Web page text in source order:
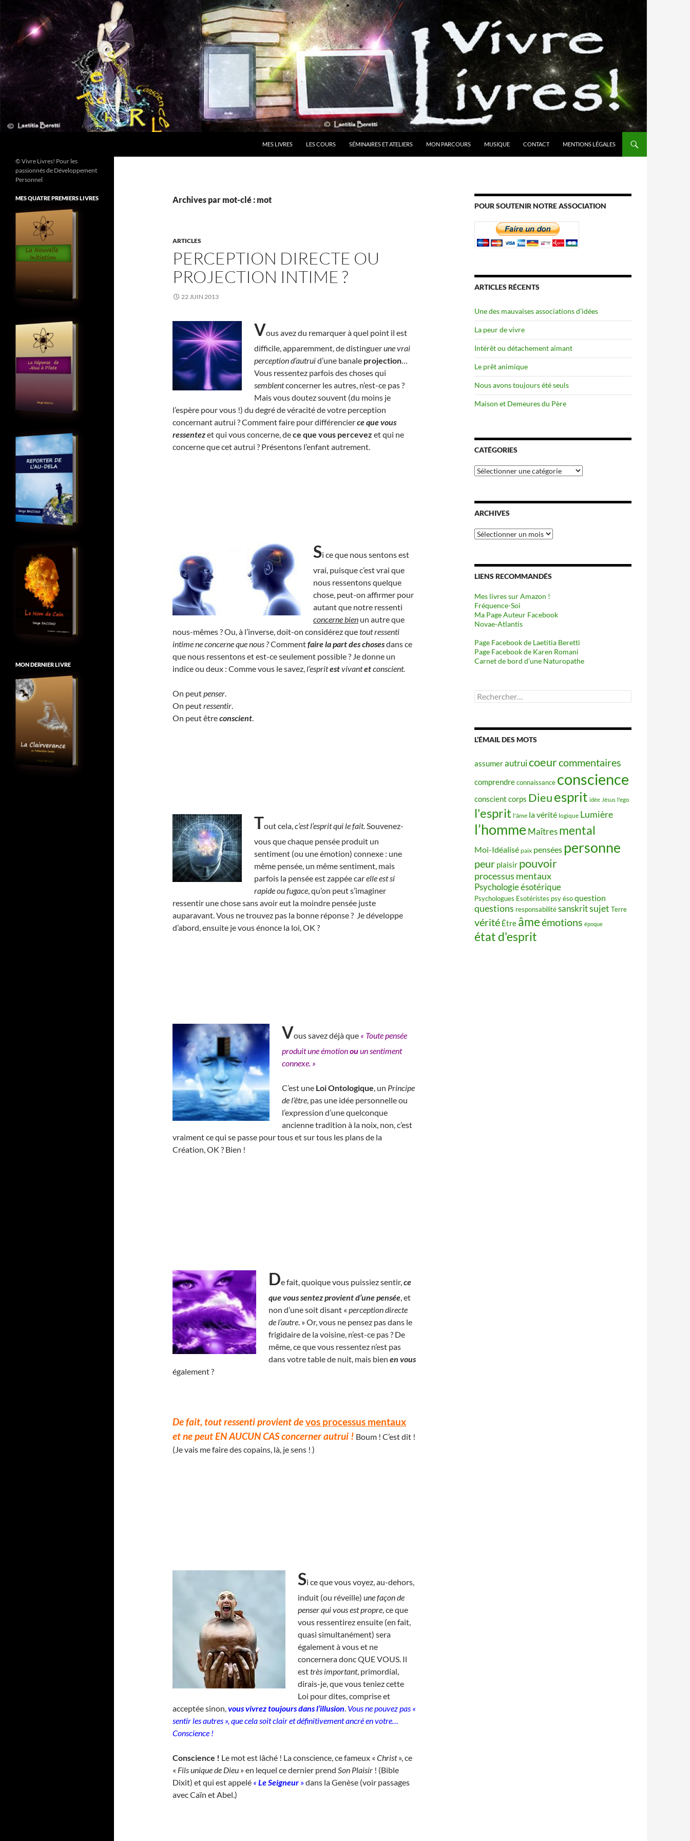
contenu
MES LIVRES LES COURS SÉMINAIRES ET ATELIERS MON PARCOURS MUSIQUE CONTACT MENTIONS LÉGALES
Archives par mot-clé : mot
ARTICLES
PERCEPTION DIRECTE OU
PROJECTION INTIME ?
22 JUIN 2013
Vous avez du remarquer à quel point il est
difficile, apparemment, de distinguerune vrai
perception d’autruid’une banale projection…
Vous ressentez parfois des choses qui
semblentconcerner les autres, n’est-ce pas ?
Mais vous doutez souvent (du moins je
l’espère pour vous !) du degré de véracité de votre perception
concernant autrui ? Comment faire pour différencierce que vous
ressentezet qui vous concerne, dece que vous percevez et qui ne
concerne que cet autrui ? Présentons l’enfant autrement.
Si ce que nous sentons est
vrai, puisque c’est vrai que
nous ressentons quelque
chose, peut-on affirmer pour
autant que notre ressenti
concerne bien un autre que
nous-mêmes ? Ou, à l’inverse, doit-on considérez quetout ressenti
intime ne concerne que nous ?Commentfaire la part des chosesdans ce
que nous ressentons et est-ce seulement possible ? Je donne un
indice ou deux : Comme vous le savez, l’espritestvivantetconscient.
On peutpenser.
On peutressentir.
On peut êtreconscient.
Tout cela,c’est l’esprit qui le fait. Souvenez-
vous que chaque pensée produit un
sentiment (ou une émotion) connexe : une
même pensée, un même sentiment, mais
parfois la pensée est zappée carelle est si
rapide ou fugace, qu’on peut s’imaginer
ressentir une chose sans avoir eut la moindre pensée juste
auparavant. Vous ne trouvez pas la bonne réponse ? Je développe
d’abord, ensuite je vous énonce la loi, OK ?
Vous savez déjà que « Toute pensée
produit une émotionouun sentiment
connexe. »
C’est une Loi Ontologique, un Principe
de l’être, pas une idée personnelle ou
l’expression d’une quelconque
ancienne tradition à la noix, non, c’est
vraiment ce qui se passe pour tous et sur tous les plans de la
Création, OK ? Bien !
De fait, quoique vous puissiez sentir,ce
que vous sentez provient d’une pensée, et
non d’une soit disant « perception directe
de l’autre. » Or, vous ne pensez pas dans le
frigidaire de la voisine, n’est-ce pas ? De
même, ce que vous ressentez n’est pas
dans votre table de nuit, mais bien en vous
également ?
De fait, tout ressenti provient devos processus mentaux
et ne peut EN AUCUN CAS concerner autrui ! Boum ! C’est dit !
(Je vais me faire des copains, là, je sens ! )
Si ce que vous voyez, au-dehors,
induit (ou réveille) une façon de
penser qui vous est propre, ce que
vous ressentirez ensuite (en fait,
quasi simultanément) sera
également à vous et ne
concernera donc QUE VOUS. Il
esttrès important, primordial,
dirais-je, que vous teniez cette
Loi pour dites, comprise et
acceptée sinon,vous vivrez toujours dans l’illusion. Vous ne pouvez pas «
sentir les autres », que cela soit clair et définitivement ancré en votre…
Conscience !
Conscience ! Le mot est lâché ! La conscience, ce fameux « Christ», ce
« Fils unique de Dieu » en lequel ce dernier prend Son Plaisir ! (Bible
Dixit) et qui est appelé « Le Seigneur »dans la Genèse (voir passages
avec Caïn et Abel.)
POUR SOUTENIR NOTRE ASSOCIATION
ARTICLES RÉCENTS
Une des mauvaises associations d’idées
La peur de vivre
Intérêt ou détachement aimant
Le prêt animique
Nous avons toujours été seuls
Maison et Demeures du Père
CATÉGORIES
Catégories
ARCHIVES
Archives
LIENS RECOMMANDÉS
Mes livres sur Amazon !
Fréquence-Soi
Ma Page Auteur Facebook
Novae-Atlantis
Page Facebook de Laetitia Beretti
Page Facebook de Karen Romani
Carnet de bord d’une Naturopathe
Rechercher :
L’ÉMAIL DES MOTS
assumerautruicoeurcommentaires
comprendreconnaissance conscience
conscient corps Dieuesprit idée Jésus l'ego
l'esprit l'âme la vérité logique Lumière
l’homme Maîtres mental
Moi-Idéalisé paix pensées personne
peur plaisir pouvoir
processus mentaux
Psychologie ésotérique
Psychologues Esotéristes psy ésoquestion
questions responsabilitésanskritsujet Terre
vérité Être âmeémotions époque
état d'esprit
© Vivre Livres! Pour les
passionnés de Développement
Personnel
MES QUATRE PREMIERS LIVRES
MON DERNIER LIVRE